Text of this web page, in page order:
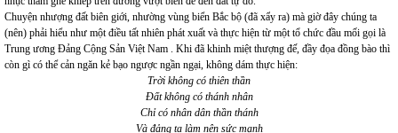
Chuyện nhượng đất biên giới, nhường vùng biển Bắc bộ (đã xẩy ra) mà giờ đây chúng ta
(nên) phải hiểu như một điều tất nhiên phát xuất và thực hiện từ một tổ chức đầu mối gọi là
Trung ương Đảng Cộng Sản Việt Nam . Khi đã khinh miệt thượng đế, đầy đọa đồng bào thì
còn gì có thể cản ngăn kẻ bạo ngược ngần ngại, không dám thực hiện:
Trời không có thiên thần
Đất không có thánh nhân
Chỉ có nhân dân thần thánh
Và đảng ta làm nên sức mạnh